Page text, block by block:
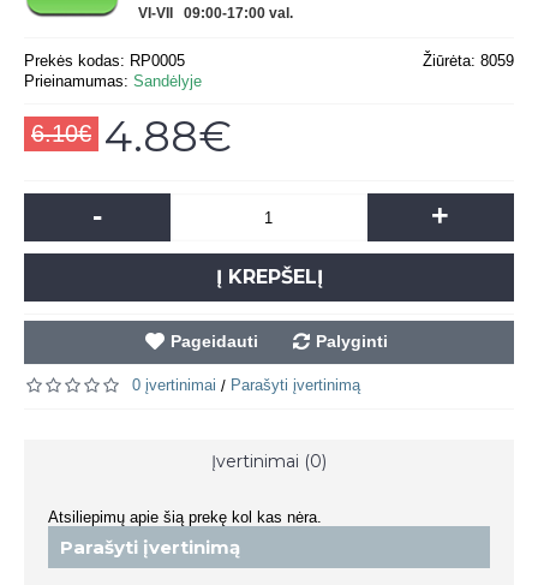
VI-VII 09:00-17:00 val.
Žiūrėta: 8059
Prekės kodas: RP0005
Prieinamumas: Sandėlyje
6.10€ 4.88€
- +
Į KREPŠELĮ
Pageidauti Palyginti
0 įvertinimai / Parašyti įvertinimą
Įvertinimai (0)
Atsiliepimų apie šią prekę kol kas nėra.
Parašyti įvertinimą